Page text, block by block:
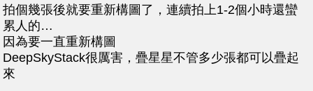
拍個幾張後就要重新構圖了，連續拍上1-2個小時還蠻
累人的…
因為要一直重新構圖
DeepSkyStack很厲害，疊星星不管多少張都可以疊起
來